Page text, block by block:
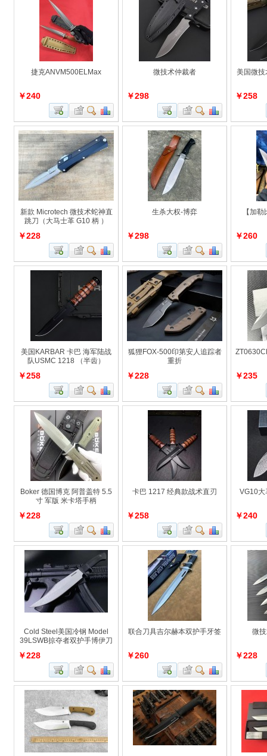
捷克ANVM500ELMax
￥240
微技术仲裁者
￥298
美国微技
￥258
新款 Microtech 微技术蛇神直
跳刀（大马士革 G10 柄 ）
￥228
生杀大权-博弈
￥298
【加
￥260
美国KARBAR 卡巴 海军陆战
队USMC 1218 （半齿）
￥258
狐狸FOX-500印第安人追踪者
重折
￥228 ￥235
Boker 德国博克 阿普盖特 5.5
寸 军版 米卡塔手柄
￥228
卡巴 1217 经典款战术直刃
￥258
VG10大
￥240
Cold Steel美国冷钢 Model
39LSWB掠夺者双护手博伊刀
￥228
联合刀具吉尔赫本双护手牙签
￥260
微
￥228